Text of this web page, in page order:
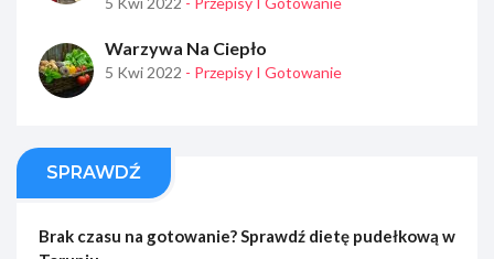
Warzywa Na Ciepło
5 Kwi 2022 - Przepisy I Gotowanie
SPRAWDŹ
Brak czasu na gotowanie? Sprawdź dietę pudełkową w